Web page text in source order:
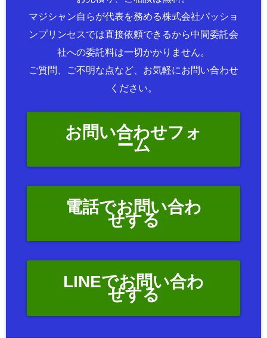
マジシャン自らが代表を務める株式会社パッショ
ンプリンセスでは直接依頼できるから中間委託会
社への委託料は一切かかりません。
ご質問、ご不明な点など、お気軽にお問い合わせ
ください。
お問い合わせフォ
ーム
電話でお問い合わ
せする
LINEでお問い合わ
せする